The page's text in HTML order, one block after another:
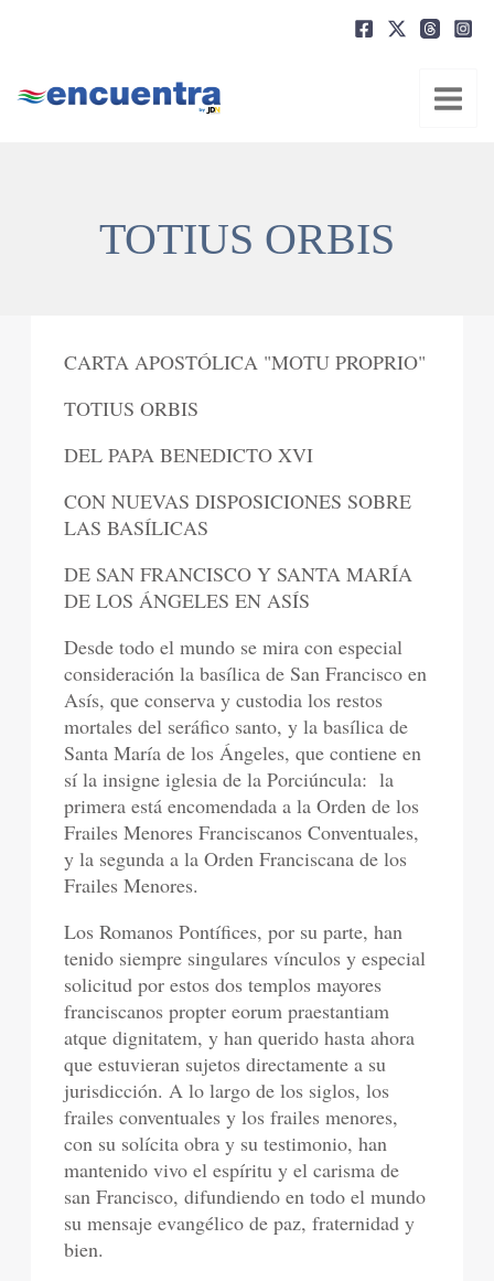
TOTIUS ORBIS
CARTA APOSTÓLICA "MOTU PROPRIO"
TOTIUS ORBIS
DEL PAPA BENEDICTO XVI
CON NUEVAS DISPOSICIONES SOBRE
LAS BASÍLICAS
DE SAN FRANCISCO Y SANTA MARÍA
DE LOS ÁNGELES EN ASÍS
Desde todo el mundo se mira con especial
consideración la basílica de San Francisco en
Asís, que conserva y custodia los restos
mortales del seráfico santo, y la basílica de
Santa María de los Ángeles, que contiene en
sí la insigne iglesia de la Porciúncula: la
primera está encomendada a la Orden de los
Frailes Menores Franciscanos Conventuales,
y la segunda a la Orden Franciscana de los
Frailes Menores.
Los Romanos Pontífices, por su parte, han
tenido siempre singulares vínculos y especial
solicitud por estos dos templos mayores
franciscanos propter eorum praestantiam
atque dignitatem, y han querido hasta ahora
que estuvieran sujetos directamente a su
jurisdicción. A lo largo de los siglos, los
frailes conventuales y los frailes menores,
con su solícita obra y su testimonio, han
mantenido vivo el espíritu y el carisma de
san Francisco, difundiendo en todo el mundo
su mensaje evangélico de paz, fraternidad y
bien.